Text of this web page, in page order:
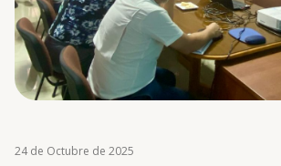
24 de Octubre de 2025